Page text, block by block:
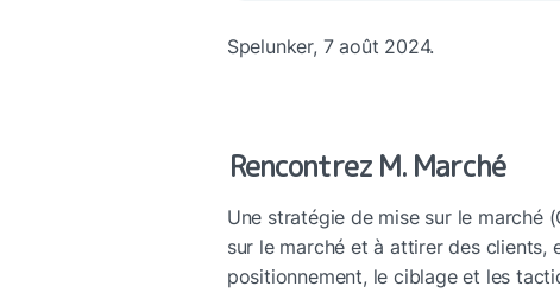
Spelunker, 7 août 2024.
Rencontrez M. Marché
Une stratégie de mise sur le marché
sur le marché et à attirer des clients,
positionnement, le ciblage et les